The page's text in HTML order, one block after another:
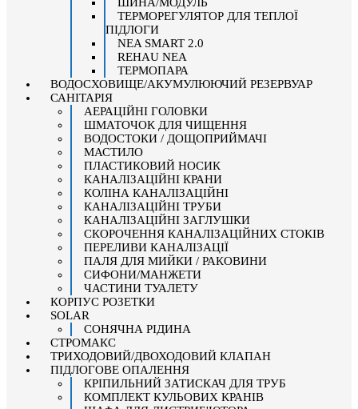
ТЕРМОРЕГУЛЯТОР ДЛЯ ТЕПЛОЇ
ПІДЛОГИ
NEA SMART 2.0
REHAU NEA
ТЕРМОПАРА
ВОДОСХОВИЩЕ/АКУМУЛЮЮЧИЙ РЕЗЕРВУАР
САНІТАРІЯ
АЕРАЦІЙНІ ГОЛОВКИ
ШМАТОЧОК ДЛЯ ЧИЩЕННЯ
ВОДОСТОКИ / ДОЩОПРИЙМАЧІ
МАСТИЛО
ПЛАСТИКОВИЙ НОСИК
КАНАЛІЗАЦІЙНІ КРАНИ
КОЛІНА КАНАЛІЗАЦІЙНІ
КАНАЛІЗАЦІЙНІ ТРУБИ
КАНАЛІЗАЦІЙНІ ЗАГЛУШКИ
СКОРОЧЕННЯ КАНАЛІЗАЦІЙНИХ СТОКІВ
ПЕРЕЛИВИ КАНАЛІЗАЦІЇ
ПАЛЯ ДЛЯ МИЙКИ / РАКОВИНИ
СИФОНИ/МАНЖЕТИ
ЧАСТИНИ ТУАЛЕТУ
КОРПУС РОЗЕТКИ
SOLAR
СОНЯЧНА РІДИНА
СТРОМАКС
ТРИХОДОВИЙ/ДВОХОДОВИЙ КЛАПАН
ПІДЛОГОВЕ ОПАЛЕННЯ
КРІПИЛЬНИЙ ЗАТИСКАЧ ДЛЯ ТРУБ
КОМПЛЕКТ КУЛЬОВИХ КРАНІВ